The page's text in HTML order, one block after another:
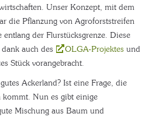
Unser Konzept, mit dem
die Pflanzung von Agroforststreifen
der Flurstücksgrenze. Diese
auch des
OLGA-Projektes und
Stück vorangebracht.
Ackerland? Ist eine Frage, die
kommt. Nun es gibt einige
Mischung aus Baum und